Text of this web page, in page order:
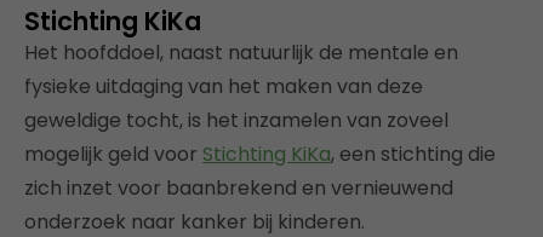
Stichting KiKa
Het hoofddoel, naast natuurlijk de mentale en
fysieke uitdaging van het maken van deze
geweldige tocht, is het inzamelen van zoveel
mogelijk geld voor Stichting KiKa, een stichting die
zich inzet voor baanbrekend en vernieuwend
onderzoek naar kanker bij kinderen.